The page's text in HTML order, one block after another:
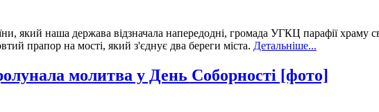
який наша держава відзначала напередодні, громада УГКЦ парафії
прапор на мості, який з'єднує два береги міста. Детальніше...
молитва у День Соборності [фото]